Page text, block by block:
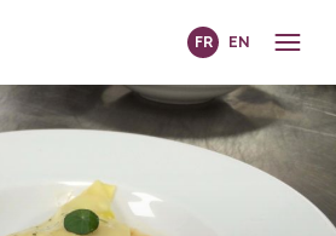
FR EN